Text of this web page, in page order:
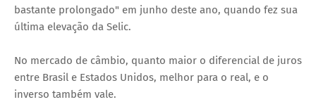
bastante prolongado" em junho deste ano, quando fez sua
última elevação da Selic.
No mercado de câmbio, quanto maior o diferencial de juros
entre Brasil e Estados Unidos, melhor para o real, e o
inverso também vale.